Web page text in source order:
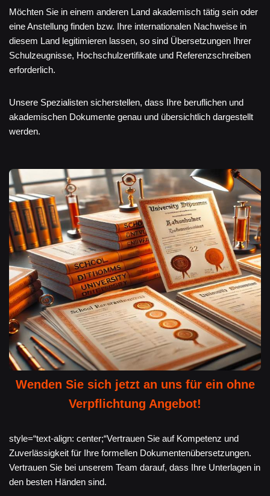
Möchten Sie in einem anderen Land akademisch tätig sein oder
eine Anstellung finden bzw. Ihre internationalen Nachweise in
diesem Land legitimieren lassen, so sind Übersetzungen Ihrer
Schulzeugnisse, Hochschulzertifikate und Referenzschreiben
erforderlich.
Unsere Spezialisten sicherstellen, dass Ihre beruflichen und
akademischen Dokumente genau und übersichtlich dargestellt
werden.
Wenden Sie sich jetzt an uns für ein ohne
Verpflichtung Angebot!
style=“text-align: center;“Vertrauen Sie auf Kompetenz und
Zuverlässigkeit für Ihre formellen Dokumentenübersetzungen.
Vertrauen Sie bei unserem Team darauf, dass Ihre Unterlagen in
den besten Händen sind.